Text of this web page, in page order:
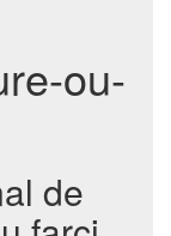
ou-
de